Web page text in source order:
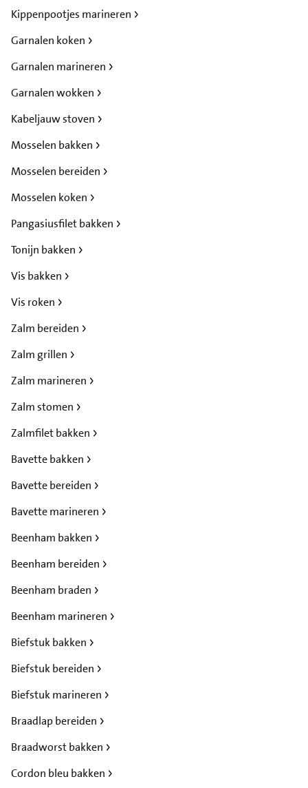
Kippenpootjes marineren
Garnalen koken
Garnalen marineren
Garnalen wokken
Kabeljauw stoven
Mosselen bakken
Mosselen bereiden
Mosselen koken
Pangasiusfilet bakken
Tonijn bakken
Vis bakken
Vis roken
Zalm bereiden
Zalm grillen
Zalm marineren
Zalm stomen
Zalmfilet bakken
Bavette bakken
Bavette bereiden
Bavette marineren
Beenham bakken
Beenham bereiden
Beenham braden
Beenham marineren
Biefstuk bakken
Biefstuk bereiden
Biefstuk marineren
Braadlap bereiden
Braadworst bakken
Cordon bleu bakken